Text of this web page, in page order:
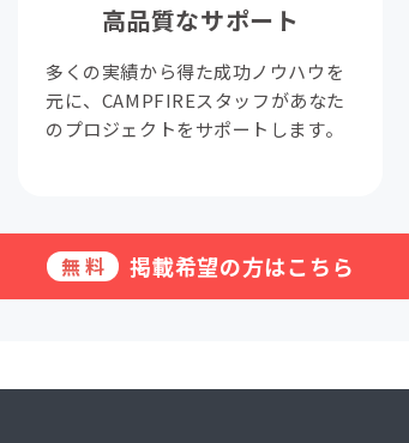
高品質なサポート
多くの実績から得た成功ノウハウを
元に、CAMPFIREスタッフがあなた
のプロジェクトをサポートします。
無料 掲載希望の方はこちら